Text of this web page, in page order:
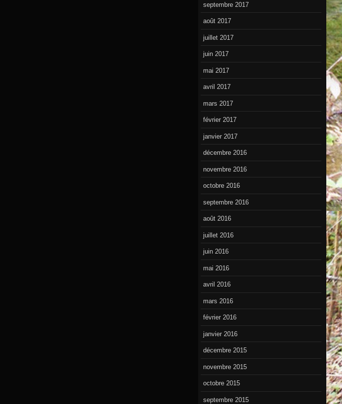
septembre 2017
août 2017
juillet 2017
juin 2017
mai 2017
avril 2017
mars 2017
février 2017
janvier 2017
décembre 2016
novembre 2016
octobre 2016
septembre 2016
août 2016
juillet 2016
juin 2016
mai 2016
avril 2016
mars 2016
février 2016
janvier 2016
décembre 2015
novembre 2015
octobre 2015
septembre 2015